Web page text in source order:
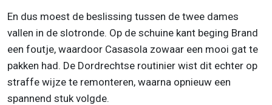
En dus moest de beslissing tussen de twee dames
vallen in de slotronde. Op de schuine kant beging Brand
een foutje, waardoor Casasola zowaar een mooi gat te
pakken had. De Dordrechtse routinier wist dit echter op
straffe wijze te remonteren, waarna opnieuw een
spannend stuk volgde.